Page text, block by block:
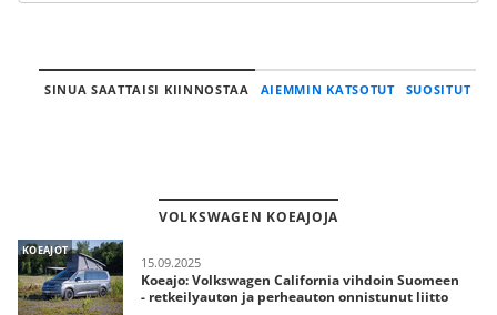
SINUA SAATTAISI KIINNOSTAA AIEMMIN KATSOTUT SUOSITUT
VOLKSWAGEN KOEAJOJA
KOEAJOT
15.09.2025
Koeajo: Volkswagen California vihdoin Suomeen
- retkeilyauton ja perheauton onnistunut liitto